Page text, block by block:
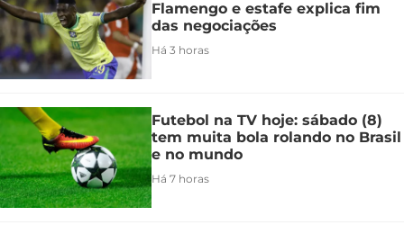
Flamengo e estafe explica fim
das negociações
Há 3 horas
Futebol na TV hoje: sábado (8)
tem muita bola rolando no Brasil
e no mundo
Há 7 horas